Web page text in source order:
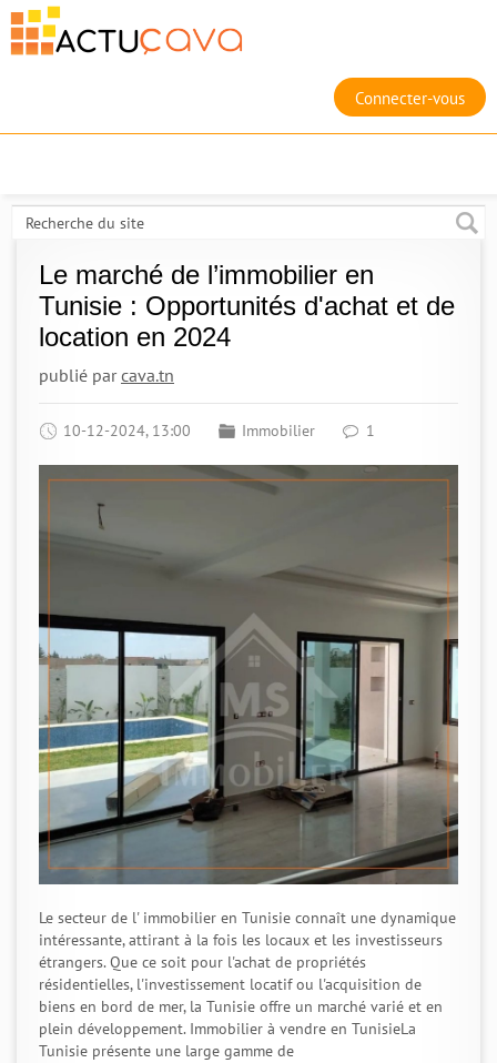
Connecter-vous
Le marché de l’immobilier en
Tunisie : Opportunités d'achat et de
location en 2024
publié parcava.tn
10-12-2024, 13:00 Immobilier 1
Le secteur de l' immobilier en Tunisie connaît une dynamique
intéressante, attirant à la fois les locaux et les investisseurs
étrangers. Que ce soit pour l'achat de propriétés
résidentielles, l'investissement locatif ou l'acquisition de
biens en bord de mer, la Tunisie offre un marché varié et en
plein développement. Immobilier à vendre en TunisieLa
Tunisie présente une large gamme de